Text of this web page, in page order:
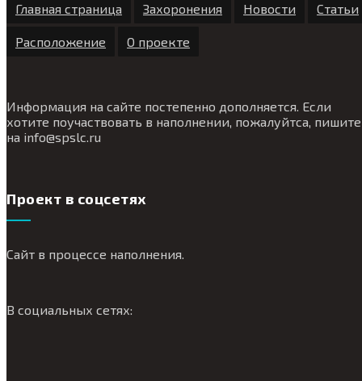
Главная страница Захоронения Новости Статьи
Расположение О проекте
Информация на сайте постепенно дополняется. Если
хотите поучаствовать в наполнении, пожалуйтса, пишите
на info@spslc.ru
Проект в соцсетях
Сайт в процессе наполнения.
В социальных сетях: